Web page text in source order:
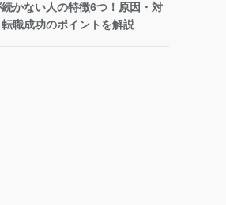
かない人の特徴6つ！原因・対
職成功のポイントを解説